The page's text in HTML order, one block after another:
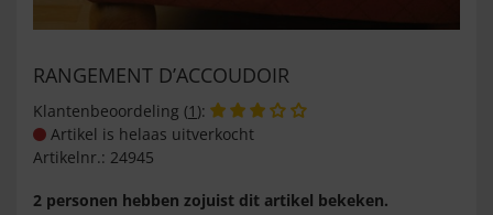
RANGEMENT D’ACCOUDOIR
Klantenbeoordeling (1 ):
Artikel is helaas uitverkocht
Artikelnr.: 24945
2 personen hebben zojuist dit artikel bekeken.